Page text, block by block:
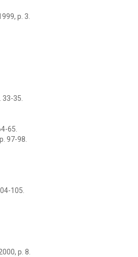
p. 3.
33-35.
65.
97-98.
105.
p. 8.